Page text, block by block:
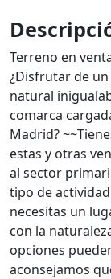
Terreno en
¿Disfrutar de
natural
comarca
Madrid?
estas y otras
al sector
tipo de
necesitas un
con la
opciones
aconsejamos